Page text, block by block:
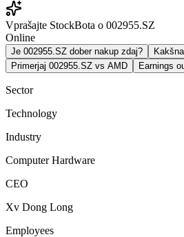
Vprašajte StockBota o 002955.SZ
Online
Je 002955.SZ dober nakup zdaj?
Primerjaj 002955.SZ vs AMD
Earnings
Sector
Technology
Industry
Computer Hardware
CEO
Xv Dong Long
Employees